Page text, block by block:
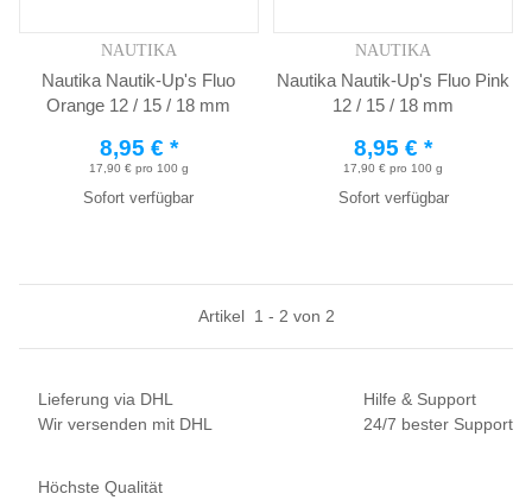
NAUTIKA
Nautika Nautik-Up's Fluo
Orange 12 / 15 / 18 mm
8,95 € *
17,90 € pro 100 g
Sofort verfügbar
NAUTIKA
Nautika Nautik-Up's Fluo Pink
12 / 15 / 18 mm
8,95 €*
17,90 € pro 100 g
Sofort verfügbar
Artikel 1 - 2 von 2
Lieferung via DHL
Wir versenden mit DHL
Hilfe & Support
24/7 bester Support
Höchste Qualität